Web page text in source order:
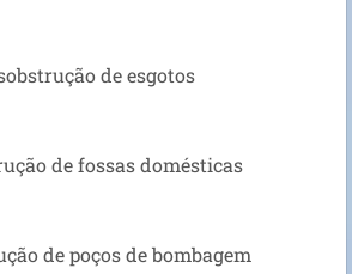
de esgotos
de fossas domésticas
de poços de bombagem